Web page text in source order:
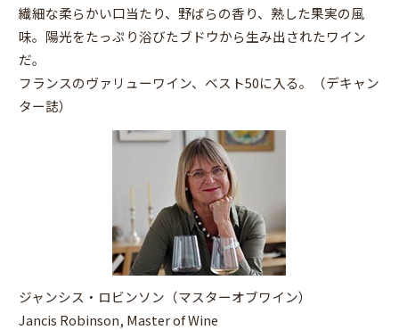
繊細な柔らかい口当たり、野ばらの香り、熟した果実の風
味。陽光をたっぷり浴びたブドウから生み出されたワイン
だ。
フランスのヴァリューワイン、ベスト50に入る。（デキャン
ター誌）
ジャンシス・ロビンソン（マスターオブワイン）
Jancis Robinson, Master of Wine